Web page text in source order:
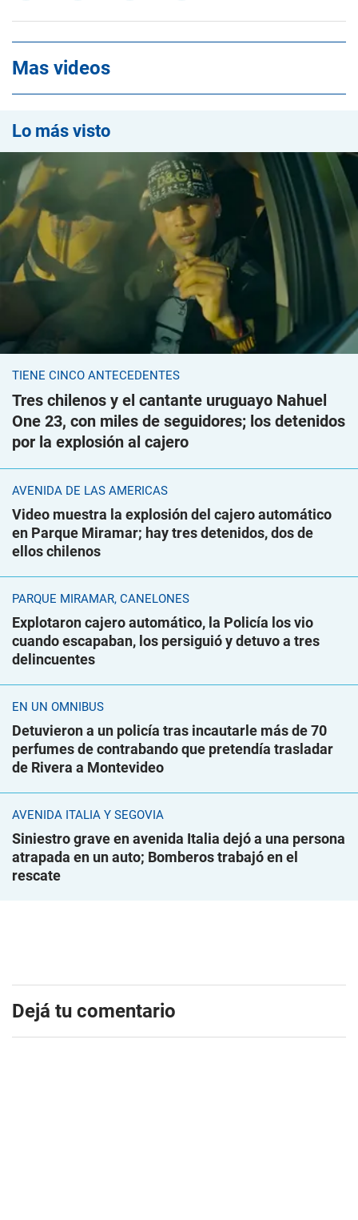
Mas videos
Lo más visto
TIENE CINCO ANTECEDENTES
Tres chilenos y el cantante uruguayo Nahuel
One 23, con miles de seguidores; los detenidos
por la explosión al cajero
AVENIDA DE LAS AMÉRICAS
Video muestra la explosión del cajero automático
en Parque Miramar; hay tres detenidos, dos de
ellos chilenos
PARQUE MIRAMAR, CANELONES
Explotaron cajero automático, la Policía los vio
cuando escapaban, los persiguió y detuvo a tres
delincuentes
EN UN ÓMNIBUS
Detuvieron a un policía tras incautarle más de 70
perfumes de contrabando que pretendía trasladar
de Rivera a Montevideo
AVENIDA ITALIA Y SEGOVIA
Siniestro grave en avenida Italia dejó a una persona
atrapada en un auto; Bomberos trabajó en el
rescate
Dejá tu comentario